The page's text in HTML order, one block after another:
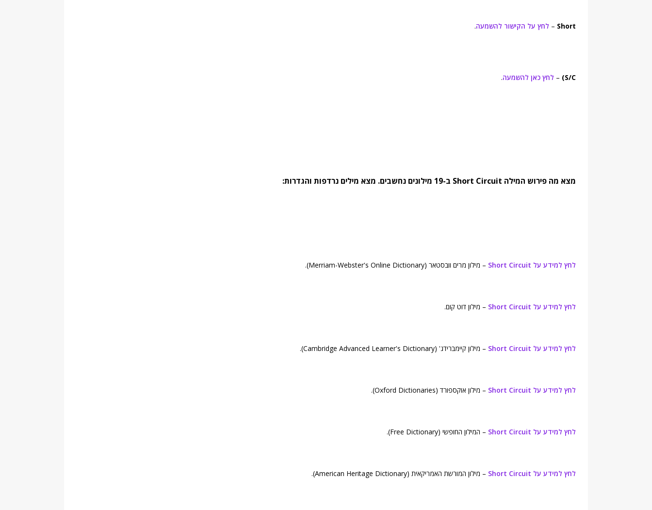
Short
– לחץ על הקישור להשמעה.
S/C)
– לחץ כאן להשמעה.
מצא מה פירוש המילה Short Circuit ב-19 מילונים נחשבים. מצא מילים נרדפות והגדרות:
לחץ למידע על Short Circuit – מילון מרים וובסטאר (Merriam-Webster's Online Dictionary).
לחץ למידע על Short Circuit – מילון דוט קום.
לחץ למידע על Short Circuit – מילון קיימברידג' (Cambridge Advanced Learner's Dictionary).
לחץ למידע על Short Circuit – מילון אוקספורד (Oxford Dictionaries).
לחץ למידע על Short Circuit – המילון החופשי (Free Dictionary).
לחץ למידע על Short Circuit – מילון המורשת האמריקאית (American Heritage Dictionary).